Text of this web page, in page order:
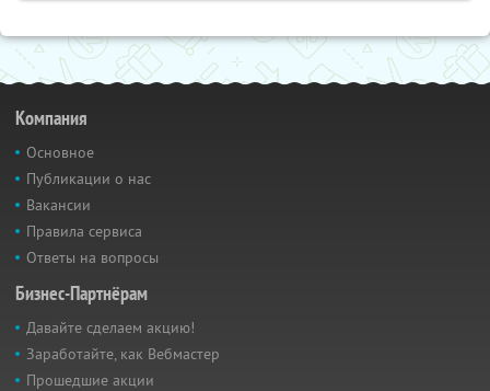
Компания
Основное
Публикации о нас
Вакансии
Правила сервиса
Ответы на вопросы
Бизнес-Партнёрам
Давайте сделаем акцию!
Заработайте, как Вебмастер
Прошедшие акции